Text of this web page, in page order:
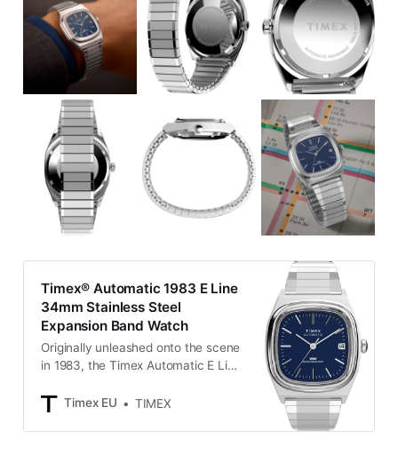
Timex® Automatic 1983 E Line
34mm Stainless Steel
Expansion Band Watch
Originally unleashed onto the scene
in 1983, the Timex Automatic E Line
distinguished by a rounded square
the ‘TV Dial.’ We’ve upgraded its
Timex EU TIMEX